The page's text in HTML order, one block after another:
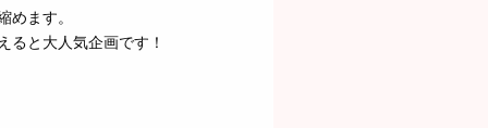
ます。
ると大人気企画です！